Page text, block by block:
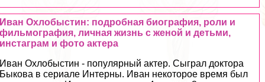
Иван Охлобыстин: подробная биография, роли и
фильмография, личная жизнь с женой и детьми,
инстаграм и фото актера
Иван Охлобыстин - популярный актер. Сыграл доктора
Быкова в сериале Интерны. Иван некоторое время был